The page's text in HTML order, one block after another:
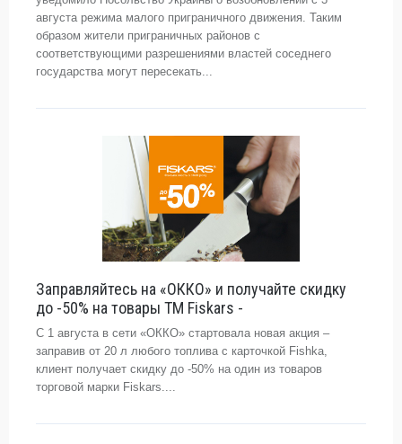
августа режима малого приграничного движения. Таким
образом жители приграничных районов с
соответствующими разрешениями властей соседнего
государства могут пересекать...
Заправляйтесь на «ОККО» и получайте скидку
до -50% на товары ТМ Fiskars -
С 1 августа в сети «ОККО» стартовала новая акция –
заправив от 20 л любого топлива с карточкой Fishka,
клиент получает скидку до -50% на один из товаров
торговой марки Fiskars....